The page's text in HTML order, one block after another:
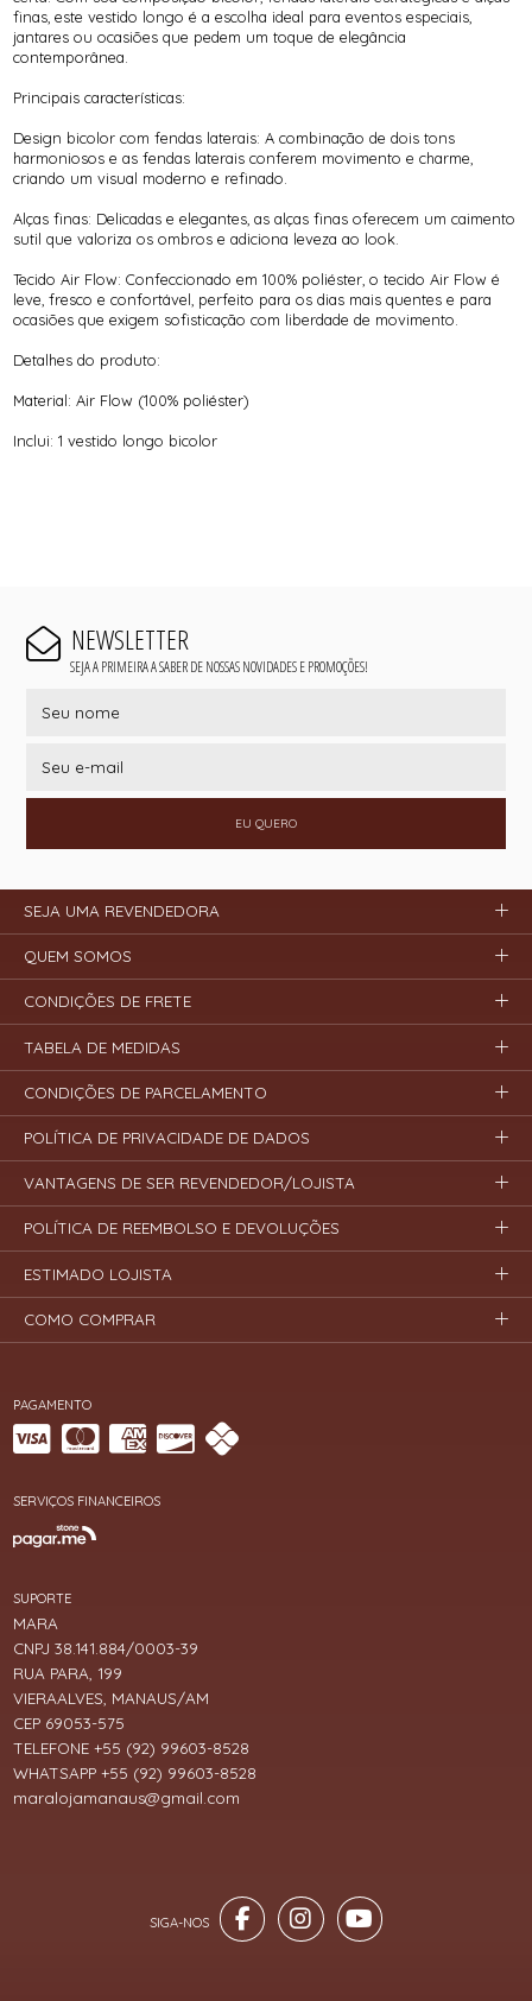
finas, este vestido longo é a escolha ideal para eventos especiais,
jantares ou ocasiões que pedem um toque de elegância
contemporânea.
Principais características:
Design bicolor com fendas laterais: A combinação de dois tons
harmoniosos e as fendas laterais conferem movimento e charme,
criando um visual moderno e refinado.
Alças finas: Delicadas e elegantes, as alças finas oferecem um caimento
sutil que valoriza os ombros e adiciona leveza ao look.
Tecido Air Flow: Confeccionado em 100% poliéster, o tecido Air Flow é
leve, fresco e confortável, perfeito para os dias mais quentes e para
ocasiões que exigem sofisticação com liberdade de movimento.
Detalhes do produto:
Material: Air Flow (100% poliéster)
Inclui: 1 vestido longo bicolor
NEWSLETTER
SEJA A PRIMEIRA A SABER DE NOSSAS NOVIDADES E PROMOÇÕES!
EU QUERO
PAGAMENTO
SERVIÇOS FINANCEIROS
SUPORTE
MARA
CNPJ 38.141.884/0003-39
RUA PARA, 199
VIERAALVES, MANAUS/AM
CEP 69053-575
TELEFONE +55 (92) 99603-8528
WHATSAPP +55 (92) 99603-8528
maralojamanaus@gmail.com
SEJA UMA REVENDEDORA
QUEM SOMOS
CONDIÇÕES DE FRETE
TABELA DE MEDIDAS
CONDIÇÕES DE PARCELAMENTO
POLÍTICA DE PRIVACIDADE DE DADOS
VANTAGENS DE SER REVENDEDOR/LOJISTA
POLÍTICA DE REEMBOLSO E DEVOLUÇÕES
ESTIMADO LOJISTA
COMO COMPRAR